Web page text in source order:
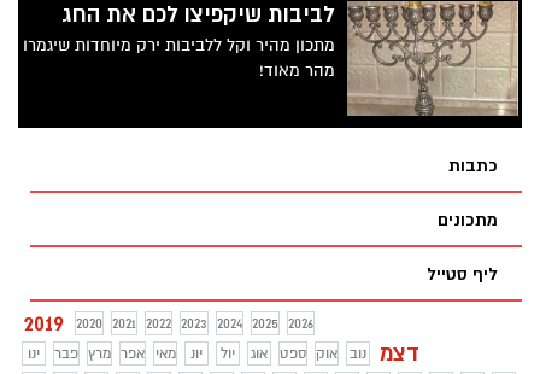
לביבות שיקפיצו לכם את החג
מתכון מהיר וקל ללביבות ירק מיוחדות שיגמרו
מהר מאוד!
כתבות
מתכונים
ליף סטייל
2019 2020 2021 2022 2023 2024 2025
2026
ינו
פבר מרץ אפר מאי יונ יול אוג ספט אוק נוב דצמ